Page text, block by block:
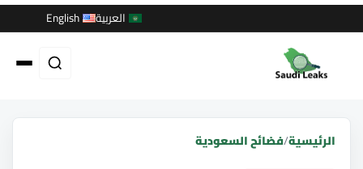
العربية English
الرئيسية/فضائح السعودية